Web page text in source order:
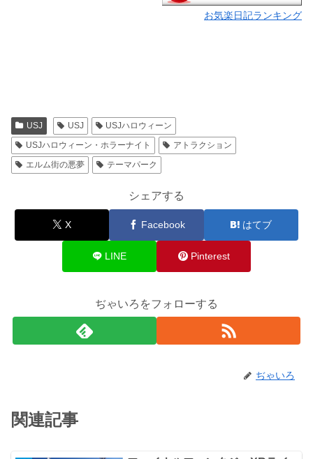
お気楽日記ランキング
USJ USJ
USJハロウィーン
USJハロウィーン・ホラーナイト
アトラクション
エルム街の悪夢
テーマパーク
シェアする
X Facebook はてブ
LINE Pinterest
ぢゃいろをフォローする
ぢゃいろ
関連記事